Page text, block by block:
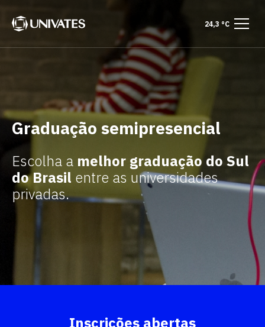
24,3 °C
Graduação semipresencial
Escolha a melhor graduação do Sul
do Brasil entre as universidades
privadas.
Inscrições abertas
mais informações
Cursos
Como ingressar
Diferenciais
Bacharelado Licenciatura